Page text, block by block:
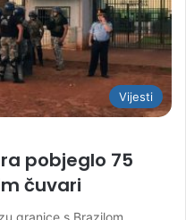
Vijesti
pobjeglo 75
čuvari
granice s Brazilom,